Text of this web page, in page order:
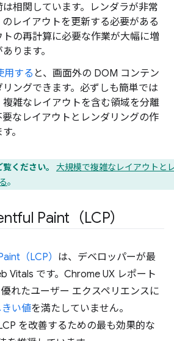
相関しています。レンダラが非常
レイアウトを更新する必要がある
の再計算に必要な作業が大幅に増
ります。
用する と、画面外の DOM コンテン
ングできます。必ずしも簡単では
複雑なレイアウトを含む領域を分離
なレイアウトとレンダリングの作
。
ください。
大規模で複雑なレイアウトと
。
Paint（LCP）
（LCP） は、デベロッパーが最
Vitals です。Chrome UX レポート
れたユーザー エクスペリエンスに
い値を満たしていません。
を改善するための最も効果的な